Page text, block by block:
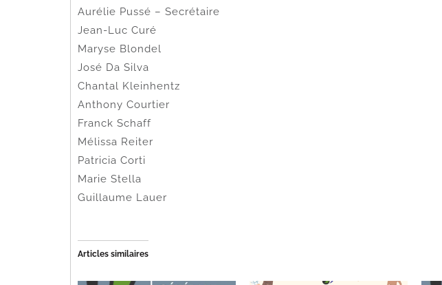
Aurélie Pussé – Secrétaire
Jean-Luc Curé
Maryse Blondel
José Da Silva
Chantal Kleinhentz
Anthony Courtier
Franck Schaff
Mélissa Reiter
Patricia Corti
Marie Stella
Guillaume Lauer
Articles similaires